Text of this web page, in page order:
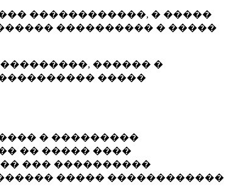
������������, � �����
���������� � �����
������ �
�����
� ���������
�� ����� ����
��� ����������
����� ������������